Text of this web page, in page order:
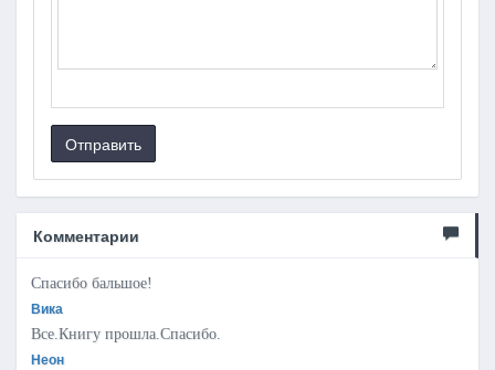
Отправить
Комментарии
Спасибо бальшое!
Вика
Все.Книгу прошла.Спасибо.
Неон